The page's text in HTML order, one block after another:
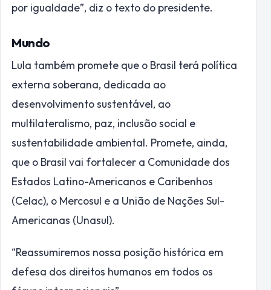
por igualdade”, diz o texto do presidente.
Mundo
Lula também promete que o Brasil terá política
externa soberana, dedicada ao
desenvolvimento sustentável, ao
multilateralismo, paz, inclusão social e
sustentabilidade ambiental. Promete, ainda,
que o Brasil vai fortalecer a Comunidade dos
Estados Latino-Americanos e Caribenhos
(Celac), o Mercosul e a União de Nações Sul-
Americanas (Unasul).
“Reassumiremos nossa posição histórica em
defesa dos direitos humanos em todos os